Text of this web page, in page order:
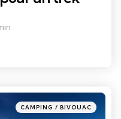
Categories
Posted
in
CAMPING / BIVOUAC